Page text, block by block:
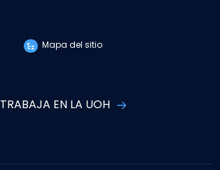
Mapa del sitio
TRABAJA EN LA UOH